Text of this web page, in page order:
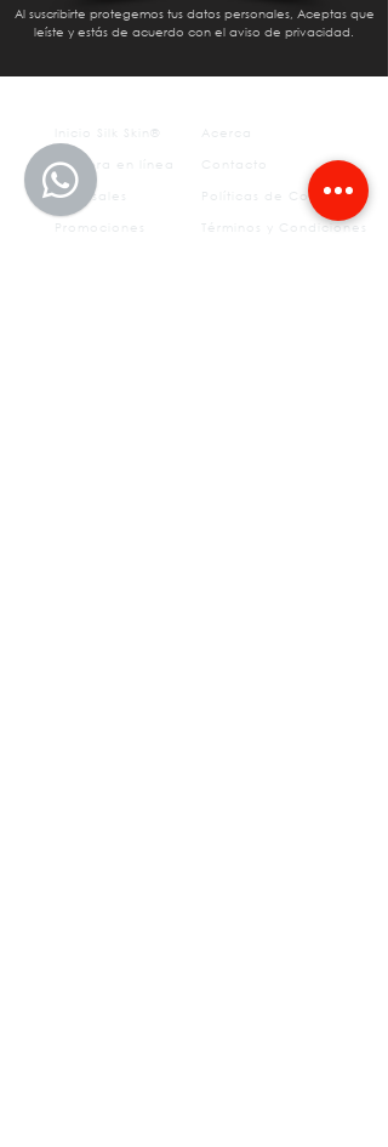
Al suscribirte protegemos tus datos personales, Aceptas que
leíste y estás de acuerdo con el aviso de privacidad.
Inicio Silk Skin®
Compra en línea
Sucursales
Promociones
Acerca
Contacto
Políticas de Compra
Términos y Condiciones